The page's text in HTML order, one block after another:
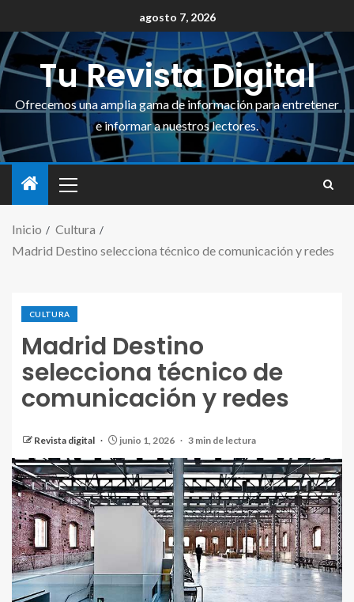
agosto 7, 2026
Tu Revista Digital
Ofrecemos una amplia gama de información para entretener
e informar a nuestros lectores.
Inicio
Cultura
Madrid Destino selecciona técnico de comunicación y redes
CULTURA
Madrid Destino
selecciona técnico de
comunicación y redes
Revista digital junio 1, 2026 3 min de lectura